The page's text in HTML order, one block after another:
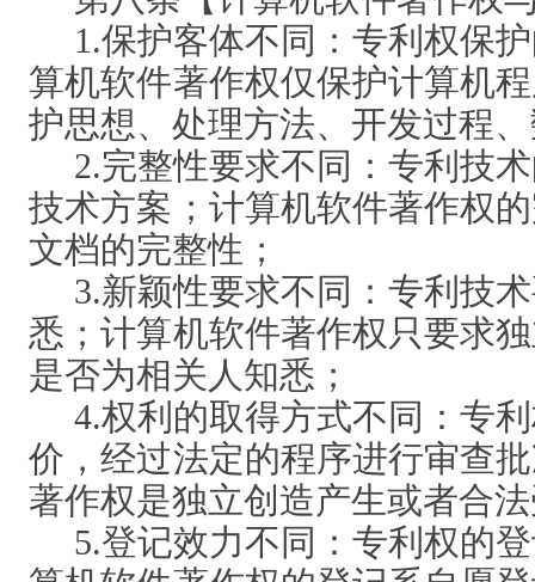
1.保护客体不同：专利权保
算机软件著作权仅保护计算机
护思想、处理方法、开发过程
2.完整性要求不同：专利技
技术方案；计算机软件著作权
文档的完整性；
3.新颖性要求不同：专利技
悉；计算机软件著作权只要求
是否为相关人知悉；
4.权利的取得方式不同：专
价，经过法定的程序进行审查
著作权是独立创造产生或者合
5.登记效力不同：专利权的